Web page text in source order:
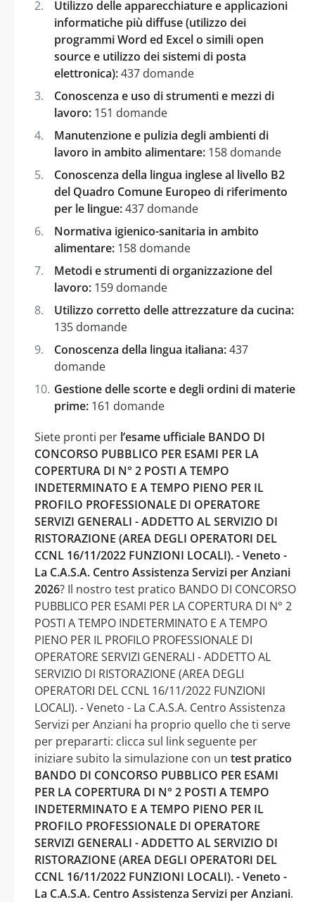
Utilizzo delle apparecchiature e applicazioni
informatiche più diffuse (utilizzo dei
programmi Word ed Excel o simili open
source e utilizzo dei sistemi di posta
elettronica):437 domande
Conoscenza e uso di strumenti e mezzi di
lavoro: 151 domande
Manutenzione e pulizia degli ambienti di
lavoro in ambito alimentare: 158 domande
Conoscenza della lingua inglese al livello B2
del Quadro Comune Europeo di riferimento
per le lingue:437 domande
Normativa igienico-sanitaria in ambito
alimentare: 158 domande
Metodi e strumenti di organizzazione del
lavoro: 159 domande
Utilizzo corretto delle attrezzature da cucina:
135 domande
Conoscenza della lingua italiana:437
domande
Gestione delle scorte e degli ordini di materie
prime: 161 domande
Siete pronti per l’esame ufficiale BANDO DI
CONCORSO PUBBLICO PER ESAMI PER LA
COPERTURA DI N° 2 POSTI A TEMPO
INDETERMINATO E A TEMPO PIENO PER IL
PROFILO PROFESSIONALE DI OPERATORE
SERVIZI GENERALI - ADDETTO AL SERVIZIO DI
RISTORAZIONE (AREA DEGLI OPERATORI DEL
CCNL 16/11/2022 FUNZIONI LOCALI). - Veneto -
La C.A.S.A. Centro Assistenza Servizi per Anziani
2026? Il nostro test pratico BANDO DI CONCORSO
PUBBLICO PER ESAMI PER LA COPERTURA DI N° 2
POSTI A TEMPO INDETERMINATO E A TEMPO
PIENO PER IL PROFILO PROFESSIONALE DI
OPERATORE SERVIZI GENERALI - ADDETTO AL
SERVIZIO DI RISTORAZIONE (AREA DEGLI
OPERATORI DEL CCNL 16/11/2022 FUNZIONI
LOCALI). - Veneto - La C.A.S.A. Centro Assistenza
Servizi per Anziani ha proprio quello che ti serve
per prepararti: clicca sul link seguente per
iniziare subito la simulazione con un test pratico
BANDO DI CONCORSO PUBBLICO PER ESAMI
PER LA COPERTURA DI N° 2 POSTI A TEMPO
INDETERMINATO E A TEMPO PIENO PER IL
PROFILO PROFESSIONALE DI OPERATORE
SERVIZI GENERALI - ADDETTO AL SERVIZIO DI
RISTORAZIONE (AREA DEGLI OPERATORI DEL
CCNL 16/11/2022 FUNZIONI LOCALI). - Veneto -
La C.A.S.A. Centro Assistenza Servizi per Anziani.